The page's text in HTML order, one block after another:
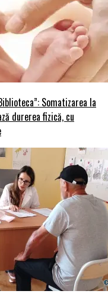
Somatizarea la
durerea fizică, cu